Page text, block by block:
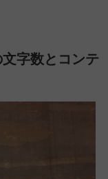
字数とコンテ